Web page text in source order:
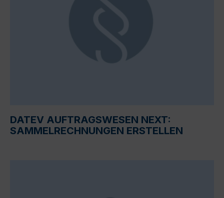
DATEV AUFTRAGSWESEN NEXT:
SAMMELRECHNUNGEN ERSTELLEN